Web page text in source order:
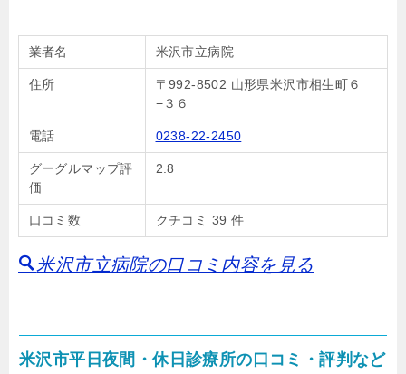
業者名 米沢市立病院
住所
〒992-8502 山形県米沢市相生町６
−３６
電話 0238-22-2450
グーグルマップ評
価
2.8
口コミ数 クチコミ 39 件
米沢市立病院の口コミ内容を見る
米沢市平日夜間・休日診療所の口コミ・評判など